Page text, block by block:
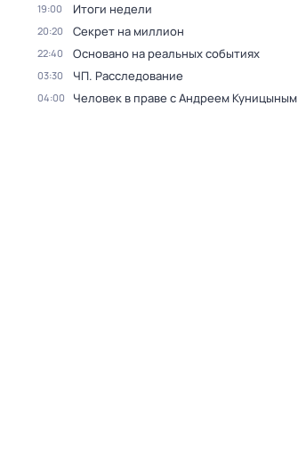
19:00 Итоги недели
20:20 Секрет на миллион
22:40 Основано на реальных событиях
03:30 ЧП. Расследование
04:00 Человек в праве с Андреем Куницыным